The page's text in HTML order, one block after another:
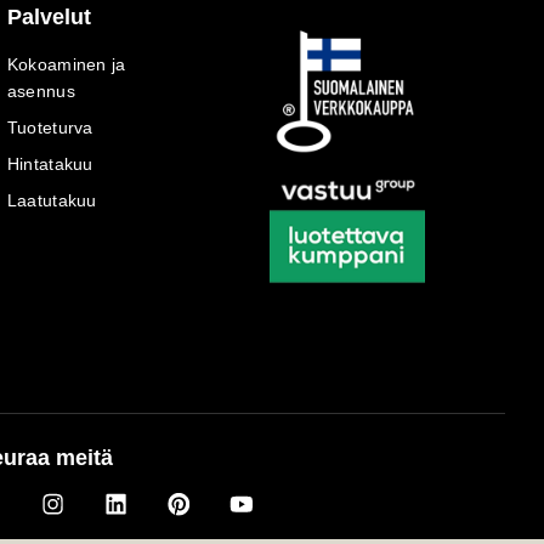
Palvelut
Kokoaminen ja
asennus
Tuoteturva
Hintatakuu
Laatutakuu
meitä